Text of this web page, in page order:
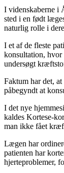
I videnskaberne i
sted i en født
naturlig rolle i
I et af de fleste
konsultation, hvor
undersøgt
Faktum har det,
påbegyndt at
I det nye
kaldes Kortese-
man ikke fået
Lægen har
patienten har
hjerteproblemer,